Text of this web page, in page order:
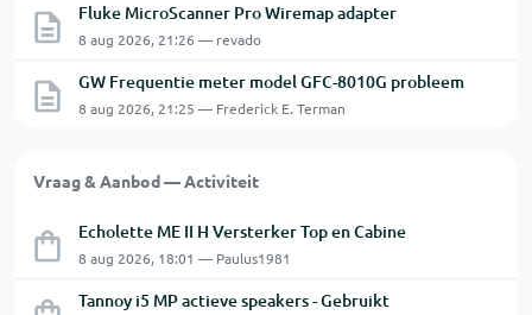
Fluke MicroScanner Pro Wiremap adapter
8 aug 2026, 21:26 — revado
GW Frequentie meter model GFC-8010G probleem
8 aug 2026, 21:25 — Frederick E. Terman
Vraag & Aanbod — Activiteit
Echolette ME II H Versterker Top en Cabine
8 aug 2026, 18:01 — Paulus1981
Tannoy i5 MP actieve speakers - Gebruikt